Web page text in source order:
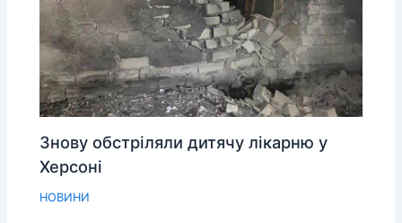
Знову обстріляли дитячу лікарню у
Херсоні
НОВИНИ